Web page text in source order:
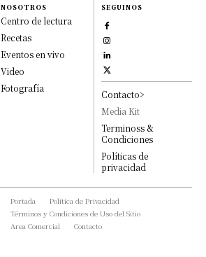
NOSOTROS
Centro de lectura
Recetas
Eventos en vivo
Video
Fotografía
SEGUINOS
Contacto>
Media Kit
Terminoss &
Condiciones
Políticas de
privacidad
Portada
Política de Privacidad
Términos y Condiciones de Uso del Sitio
Area Comercial
Contacto